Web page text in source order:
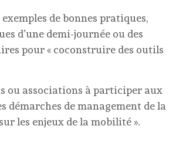
de bonnes pratiques,
d’une demi-journée ou des
pour « coconstruire des outils
ou associations à participer aux
démarches de management de la
les enjeux de la mobilité ».